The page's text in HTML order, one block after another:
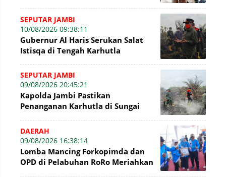
Kebersamaan Masyaraka
SEPUTAR JAMBI
10/08/2026 09:38:11
Gubernur Al Haris Serukan Salat
Istisqa di Tengah Karhutla
SEPUTAR JAMBI
09/08/2026 20:45:21
Kapolda Jambi Pastikan
Penanganan Karhutla di Sungai
DAERAH
09/08/2026 16:38:14
Lomba Mancing Forkopimda dan
OPD di Pelabuhan RoRo Meriahkan